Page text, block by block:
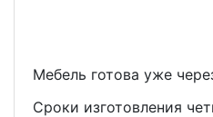
Мебель готова уже
Сроки изготовления